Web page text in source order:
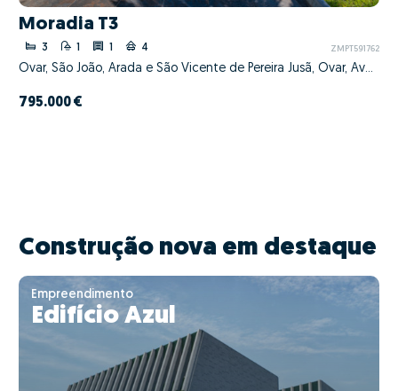
Moradia T3
3 4 ZMPT591762
Ovar, São João, Arada e São Vicente de Pereira Jusã, Ovar, Aveiro
795.000 €
Construção nova em destaque
Empreendimento
Edifício Azul